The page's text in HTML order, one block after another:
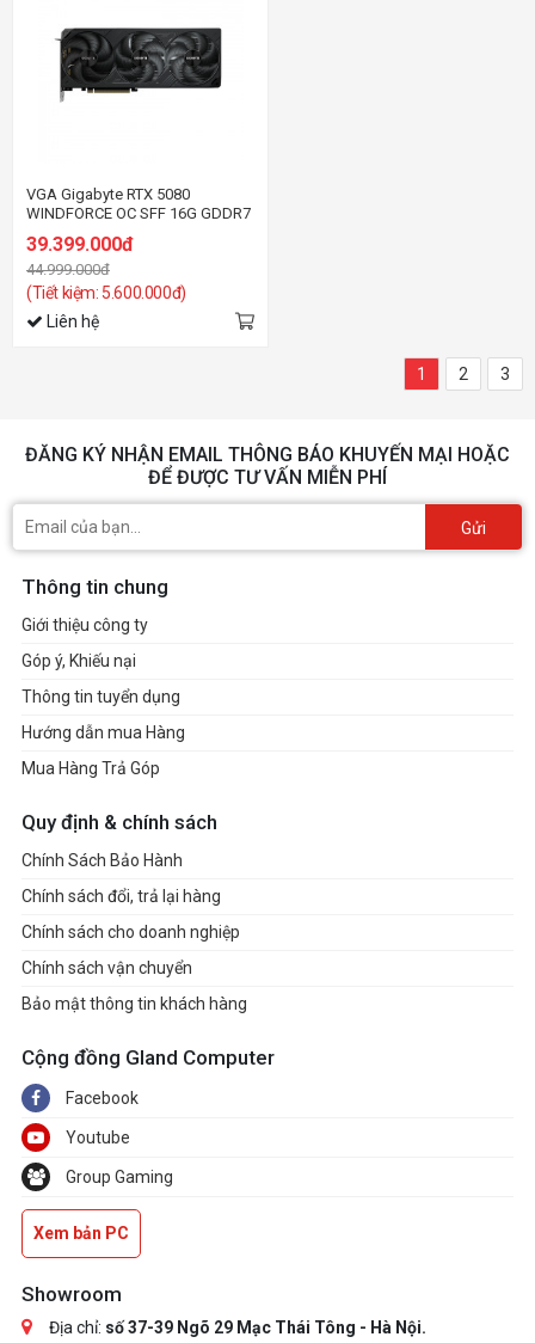
VGA Gigabyte RTX 5080
WINDFORCE OC SFF 16G GDDR7
39.399.000đ
44.999.000đ
(Tiết kiệm: 5.600.000đ)
Liên hệ
1 2 3
ĐĂNG KÝ NHẬN EMAIL THÔNG BÁO KHUYẾN MẠI HOẶC
ĐỂ ĐƯỢC TƯ VẤN MIỄN PHÍ
Gửi
Thông tin chung
Giới thiệu công ty
Góp ý, Khiếu nại
Thông tin tuyển dụng
Hướng dẫn mua Hàng
Mua Hàng Trả Góp
Quy định & chính sách
Chính Sách Bảo Hành
Chính sách đổi, trả lại hàng
Chính sách cho doanh nghiệp
Chính sách vận chuyển
Bảo mật thông tin khách hàng
Cộng đồng Gland Computer
Facebook
Youtube
Group Gaming
Xem bản PC
Showroom
Địa chỉ: số 37-39 Ngõ 29 Mạc Thái Tông - Hà Nội.